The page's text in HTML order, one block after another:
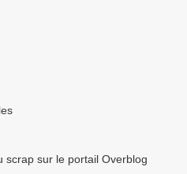
scrap sur le portail Overblog